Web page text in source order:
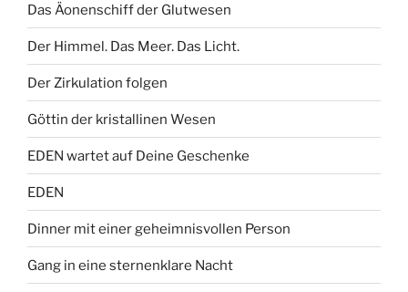
Das Äonenschiff der Glutwesen
Der Himmel. Das Meer. Das Licht.
Der Zirkulation folgen
Göttin der kristallinen Wesen
EDEN wartet auf Deine Geschenke
EDEN
Dinner mit einer geheimnisvollen Person
Gang in eine sternenklare Nacht